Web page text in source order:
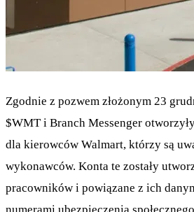
Zgodnie z pozwem złożonym 23
$WMTi Branch Messenger
dla kierowców Walmart, którzy są
wykonawców. Konta te zostały
pracowników i powiązane z ich